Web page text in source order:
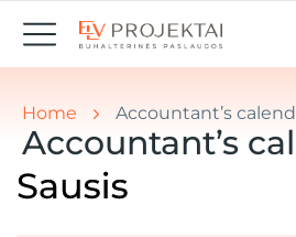
You are here:
Home Accountant’s
Accountant’s